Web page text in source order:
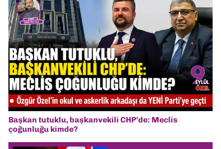
Başkan tutuklu, başkanvekili CHP’de: Meclis
çoğunluğu kimde?